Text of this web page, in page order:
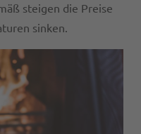
steigen die Preise
sinken.